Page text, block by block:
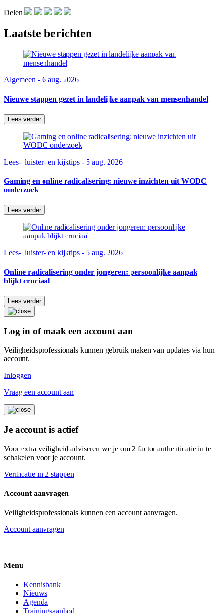
Delen
Laatste berichten
Algemeen - 6 aug. 2026
Nieuwe stappen gezet in landelijke aanpak van mensenhandel
Lees verder
Lees-, luister- en kijktips - 5 aug. 2026
Gaming en online radicalisering: nieuwe inzichten uit WODC
onderzoek
Lees verder
Lees-, luister- en kijktips - 5 aug. 2026
Online radicalisering onder jongeren: persoonlijke aanpak
blijkt cruciaal
Lees verder
Log in of maak een account aan
Veiligheidsprofessionals kunnen gebruik maken van updates via hun
account.
Inloggen
Vraag een account aan
Je account is actief
Voor extra veiligheid adviseren we je om 2 factor authenticatie in te
schakelen voor je account.
Verificatie in 2 stappen
Account aanvragen
Veiligheidsprofessionals kunnen een account aanvragen.
Account aanvragen
Menu
Kennisbank
Nieuws
Agenda
Trainingsaanbod